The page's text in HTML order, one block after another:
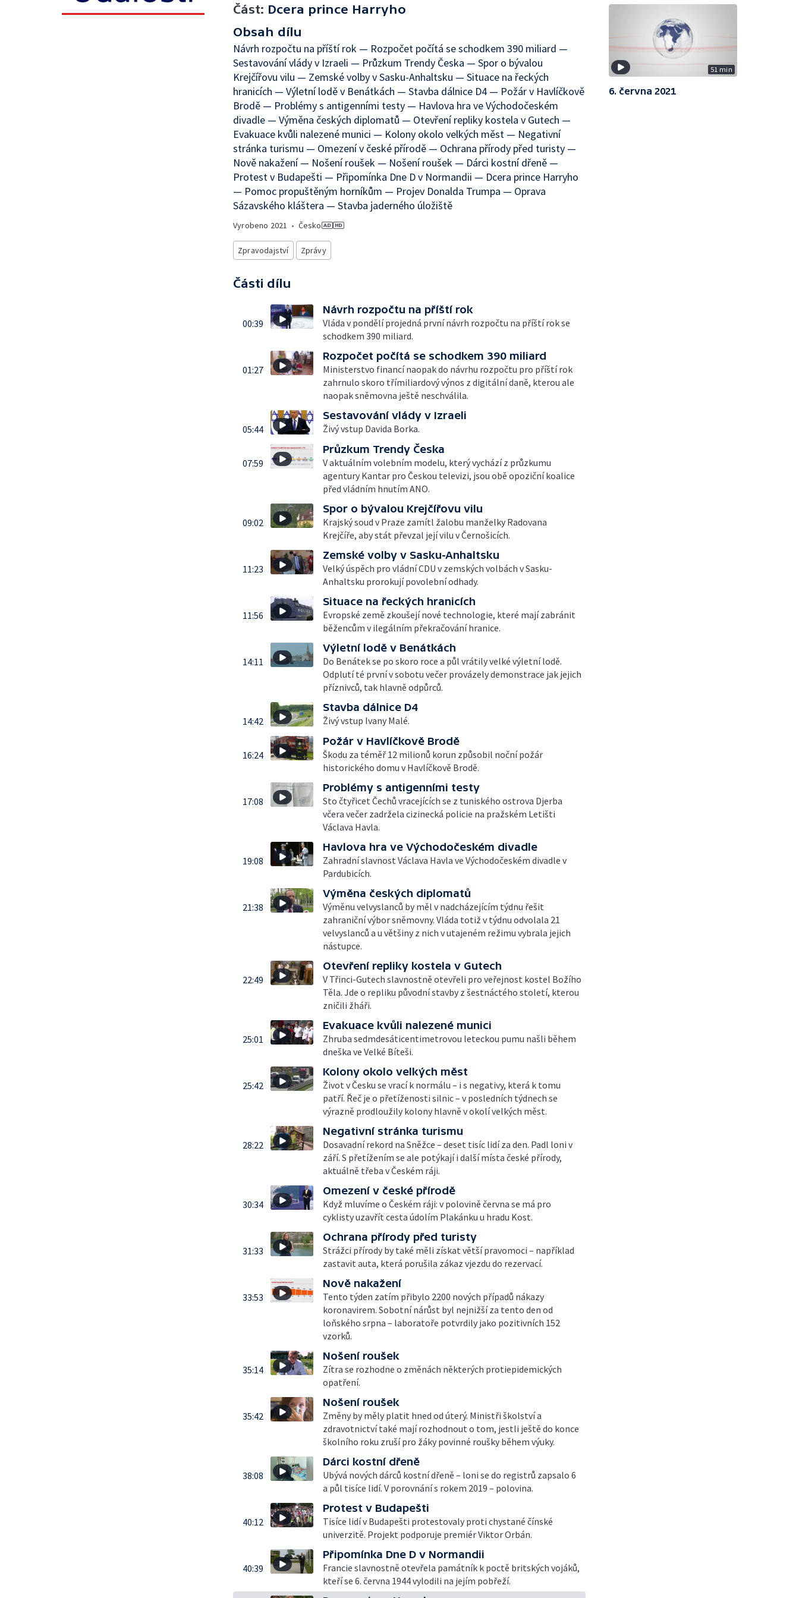
Část: Dcera prince Harryho
Obsah dílu
Návrh rozpočtu na příští rok — Rozpočet počítá se schodkem 390 miliard —
Sestavování vlády v Izraeli — Průzkum Trendy Česka — Spor o bývalou
Krejčířovu vilu — Zemské volby v Sasku-Anhaltsku — Situace na řeckých
hranicích — Výletní lodě v Benátkách — Stavba dálnice D4 — Požár v Havlíčkově
Brodě — Problémy s antigenními testy — Havlova hra ve Východočeském
divadle — Výměna českých diplomatů — Otevření repliky kostela v Gutech —
Evakuace kvůli nalezené munici — Kolony okolo velkých měst — Negativní
stránka turismu — Omezení v české přírodě — Ochrana přírody před turisty —
Nově nakažení — Nošení roušek — Nošení roušek — Dárci kostní dřeně —
Protest v Budapešti — Připomínka Dne D v Normandii — Dcera prince Harryho
— Pomoc propuštěným horníkům — Projev Donalda Trumpa — Oprava
Sázavského kláštera — Stavba jaderného úložiště
Vyrobeno 2021 • Česko
Zpravodajství Zprávy
Části dílu
00:39
Návrh rozpočtu na příští rok
Vláda v pondělí projedná první návrh rozpočtu na příští rok se
schodkem 390 miliard.
01:27
Rozpočet počítá se schodkem 390 miliard
Ministerstvo financí naopak do návrhu rozpočtu pro příští rok
zahrnulo skoro třímiliardový výnos z digitální daně, kterou ale
naopak sněmovna ještě neschválila.
05:44
Sestavování vlády v Izraeli
Živý vstup Davida Borka.
07:59
Průzkum Trendy Česka
V aktuálním volebním modelu, který vychází z průzkumu
agentury Kantar pro Českou televizi, jsou obě opoziční koalice
před vládním hnutím ANO.
09:02
Spor o bývalou Krejčířovu vilu
Krajský soud v Praze zamítl žalobu manželky Radovana
Krejčíře, aby stát převzal její vilu v Černošicích.
11:23
Zemské volby v Sasku-Anhaltsku
Velký úspěch pro vládní CDU v zemských volbách v Sasku-
Anhaltsku prorokují povolební odhady.
11:56
Situace na řeckých hranicích
Evropské země zkoušejí nové technologie, které mají zabránit
běžencům v ilegálním překračování hranice.
14:11
Výletní lodě v Benátkách
Do Benátek se po skoro roce a půl vrátily velké výletní lodě.
Odplutí té první v sobotu večer provázely demonstrace jak jejich
příznivců, tak hlavně odpůrců.
14:42
Stavba dálnice D4
Živý vstup Ivany Malé.
16:24
Požár v Havlíčkově Brodě
Škodu za téměř 12 milionů korun způsobil noční požár
historického domu v Havlíčkově Brodě.
17:08
Problémy s antigenními testy
Sto čtyřicet Čechů vracejících se z tuniského ostrova Djerba
včera večer zadržela cizinecká policie na pražském Letišti
Václava Havla.
19:08
Havlova hra ve Východočeském divadle
Zahradní slavnost Václava Havla ve Východočeském divadle v
Pardubicích.
21:38
Výměna českých diplomatů
Výměnu velvyslanců by měl v nadcházejícím týdnu řešit
zahraniční výbor sněmovny. Vláda totiž v týdnu odvolala 21
velvyslanců a u většiny z nich v utajeném režimu vybrala jejich
nástupce.
22:49
Otevření repliky kostela v Gutech
V Třinci-Gutech slavnostně otevřeli pro veřejnost kostel Božího
Těla. Jde o repliku původní stavby z šestnáctého století, kterou
zničili žháři.
25:01
Evakuace kvůli nalezené munici
Zhruba sedmdesáticentimetrovou leteckou pumu našli během
dneška ve Velké Bíteši.
25:42
Kolony okolo velkých měst
Život v Česku se vrací k normálu – i s negativy, která k tomu
patří. Řeč je o přetíženosti silnic – v posledních týdnech se
výrazně prodloužily kolony hlavně v okolí velkých měst.
28:22
Negativní stránka turismu
Dosavadní rekord na Sněžce – deset tisíc lidí za den. Padl loni v
září. S přetížením se ale potýkají i další místa české přírody,
aktuálně třeba v Českém ráji.
30:34
Omezení v české přírodě
Když mluvíme o Českém ráji: v polovině června se má pro
cyklisty uzavřít cesta údolím Plakánku u hradu Kost.
31:33
Ochrana přírody před turisty
Strážci přírody by také měli získat větší pravomoci – například
zastavit auta, která porušila zákaz vjezdu do rezervací.
33:53
Nově nakažení
Tento týden zatím přibylo 2200 nových případů nákazy
koronavirem. Sobotní nárůst byl nejnižší za tento den od
loňského srpna – laboratoře potvrdily jako pozitivních 152
vzorků.
35:14
Nošení roušek
Zítra se rozhodne o změnách některých protiepidemických
opatření.
35:42
Nošení roušek
Změny by měly platit hned od úterý. Ministři školství a
zdravotnictví také mají rozhodnout o tom, jestli ještě do konce
školního roku zruší pro žáky povinné roušky během výuky.
38:08
Dárci kostní dřeně
Ubývá nových dárců kostní dřeně – loni se do registrů zapsalo 6
a půl tisíce lidí. V porovnání s rokem 2019 – polovina.
40:12
Protest v Budapešti
Tisíce lidí v Budapešti protestovaly proti chystané čínské
univerzitě. Projekt podporuje premiér Viktor Orbán.
40:39
Připomínka Dne D v Normandii
Francie slavnostně otevřela památník k poctě britských vojáků,
kteří se 6. června 1944 vylodili na jejím pobřeží.
51 min
6. června 2021